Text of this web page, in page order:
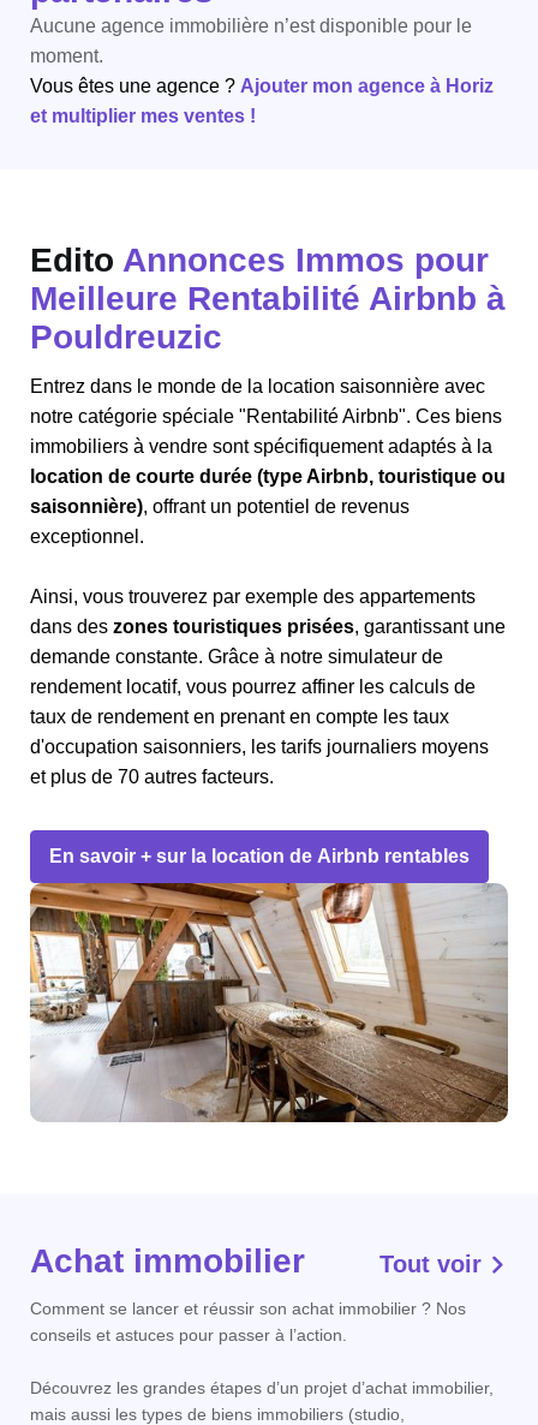
Aucune agence immobilière n’est disponible pour le
moment.
Vous êtes une agence ? Ajouter mon agence à Horiz
et multiplier mes ventes !
Edito Annonces Immos pour
Meilleure Rentabilité Airbnb à
Pouldreuzic
Entrez dans le monde de la location saisonnière avec
notre catégorie spéciale "Rentabilité Airbnb". Ces biens
immobiliers à vendre sont spécifiquement adaptés à la
location de courte durée (type Airbnb, touristique ou
saisonnière), offrant un potentiel de revenus
exceptionnel.
Ainsi, vous trouverez par exemple des appartements
dans des zones touristiques prisées, garantissant une
demande constante. Grâce à notre simulateur de
rendement locatif, vous pourrez affiner les calculs de
taux de rendement en prenant en compte les taux
d'occupation saisonniers, les tarifs journaliers moyens
et plus de 70 autres facteurs.
En savoir + sur la location de Airbnb rentables
Achat immobilier Tout voir
Comment se lancer et réussir son achat immobilier ? Nos
conseils et astuces pour passer à l’action.
Découvrez les grandes étapes d’un projet d’achat immobilier,
mais aussi les types de biens immobiliers (studio,